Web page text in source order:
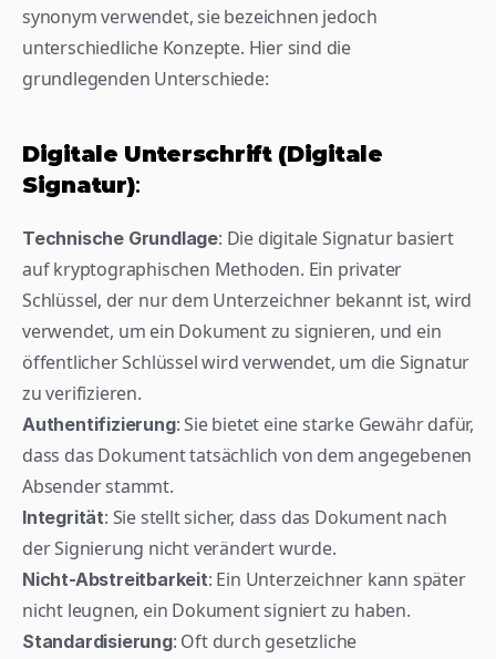
synonym verwendet, sie bezeichnen jedoch
unterschiedliche Konzepte. Hier sind die
grundlegenden Unterschiede:
Digitale Unterschrift (Digitale
Signatur):
Technische Grundlage: Die digitale Signatur basiert
auf kryptographischen Methoden. Ein privater
Schlüssel, der nur dem Unterzeichner bekannt ist, wird
verwendet, um ein Dokument zu signieren, und ein
öffentlicher Schlüssel wird verwendet, um die Signatur
zu verifizieren.
Authentifizierung: Sie bietet eine starke Gewähr dafür,
dass das Dokument tatsächlich von dem angegebenen
Absender stammt.
Integrität: Sie stellt sicher, dass das Dokument nach
der Signierung nicht verändert wurde.
Nicht-Abstreitbarkeit: Ein Unterzeichner kann später
nicht leugnen, ein Dokument signiert zu haben.
Standardisierung: Oft durch gesetzliche